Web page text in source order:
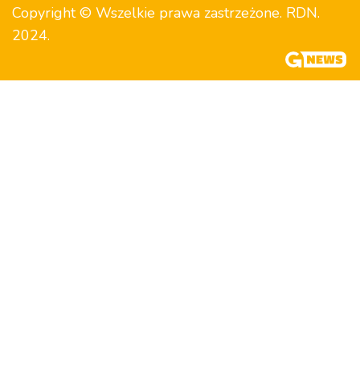
Copyright © Wszelkie prawa zastrzeżone. RDN.
2024.